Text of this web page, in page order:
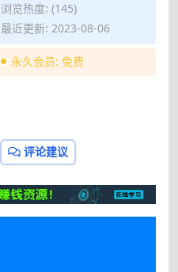
浏览热度: (145)
最近更新: 2023-08-06
永久会员: 免费
评论建议